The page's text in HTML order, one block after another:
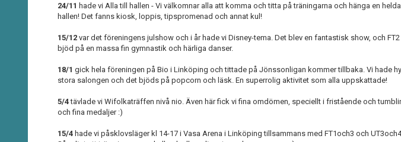
24/11 hade vi Alla till hallen - Vi välkomnar alla att komma och titta på träningarna och hänga en
hallen! Det fanns kiosk, loppis, tipspromenad och annat kul!
15/12 var det föreningens julshow och i år hade vi Disney-tema. Det blev en fantastisk show, och FT2
bjöd på en massa fin gymnastik och härliga danser.
18/1 gick hela föreningen på Bio i Linköping och tittade på Jönssonligan kommer tillbaka. Vi hade
stora salongen och det bjöds på popcorn och läsk. En superrolig aktivitet som alla uppskattade!
5/4tävlade vi Wifolkaträffen nivå nio. Även här fick vi fina omdömen, speciellt i fristående och
och fina medaljer :)
15/4 hade vi påsklovsläger kl 14-17 i Vasa Arena i Linköping tillsammans med FT1och3 och